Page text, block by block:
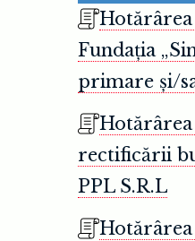
Fundația
primare și/
rectificării
PPL S.R.L